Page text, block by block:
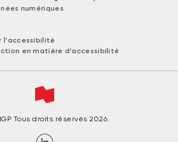
numériques
l'accessibilité
en matière d'accessibilité
Tous droits réservés 2026.